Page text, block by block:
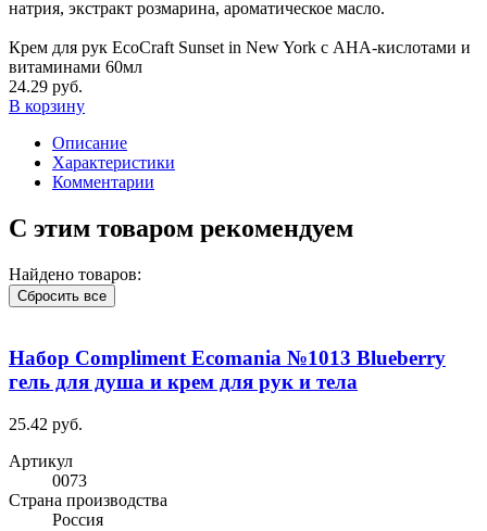
натрия, экстракт розмарина, ароматическое масло.
Крем для рук EcoCraft Sunset in New York с АНА-кислотами и
витаминами 60мл
24.29 руб.
В корзину
Описание
Характеристики
Комментарии
С этим товаром рекомендуем
Найдено товаров:
Сбросить все
Набор Compliment Ecomania №1013 Blueberry
гель для душа и крем для рук и тела
25.42 руб.
Артикул
0073
Cтрана производства
Россия